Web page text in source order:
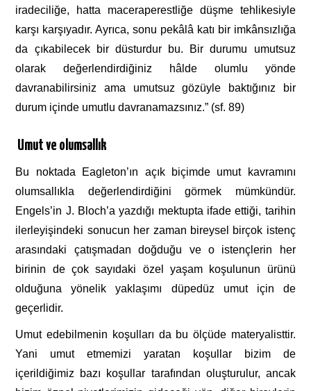
iradeciliğe, hatta maceraperestliğe düşme tehlikesiyle
karşı karşıyadır. Ayrıca, sonu pekâlâ katı bir imkânsızlığa
da çıkabilecek bir düsturdur bu. Bir durumu umutsuz
olarak değerlendirdiğiniz hâlde olumlu yönde
davranabilirsiniz ama umutsuz gözüyle baktığınız bir
durum içinde umutlu davranamazsınız.” (sf. 89)
Umut ve olumsallık
Bu noktada Eagleton’ın açık biçimde umut kavramını
olumsallıkla değerlendirdiğini görmek mümkündür.
Engels’in J. Bloch’a yazdığı mektupta ifade ettiği, tarihin
ilerleyişindeki sonucun her zaman bireysel birçok istenç
arasındaki çatışmadan doğduğu ve o istençlerin her
birinin de çok sayıdaki özel yaşam koşulunun ürünü
olduğuna yönelik yaklaşımı düpedüz umut için de
geçerlidir.
Umut edebilmenin koşulları da bu ölçüde materyalisttir.
Yani umut etmemizi yaratan koşullar bizim de
içerildiğimiz bazı koşullar tarafından oluşturulur, ancak